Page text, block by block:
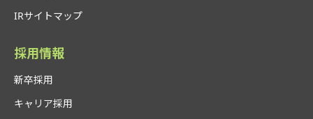
IRサイトマップ
採用情報
新卒採用
キャリア採用